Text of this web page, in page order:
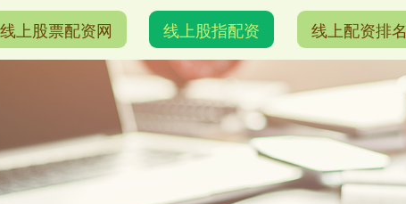
线上股票配资网 线上股指配资 线上配资排名